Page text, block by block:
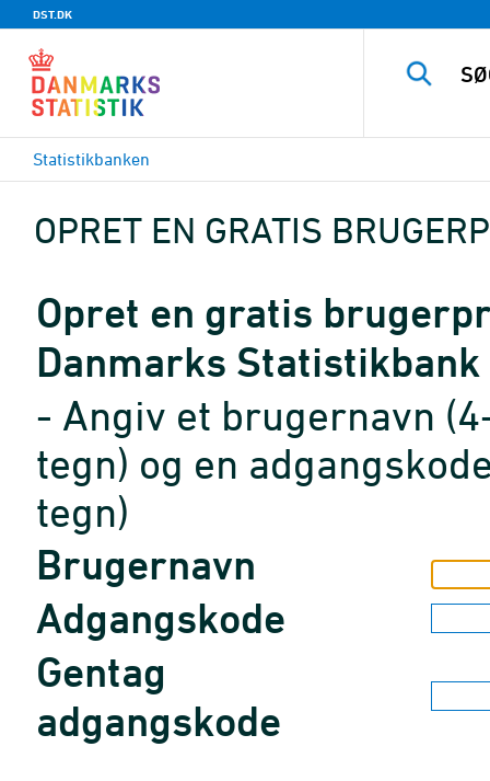
DST.DK
Statistikbanken
OPRET EN GRATIS
Opret en gratis
Danmarks Statistikbank
- Angiv et brugernavn
tegn) og en
tegn)
Brugernavn
Adgangskode
Gentag
adgangskode